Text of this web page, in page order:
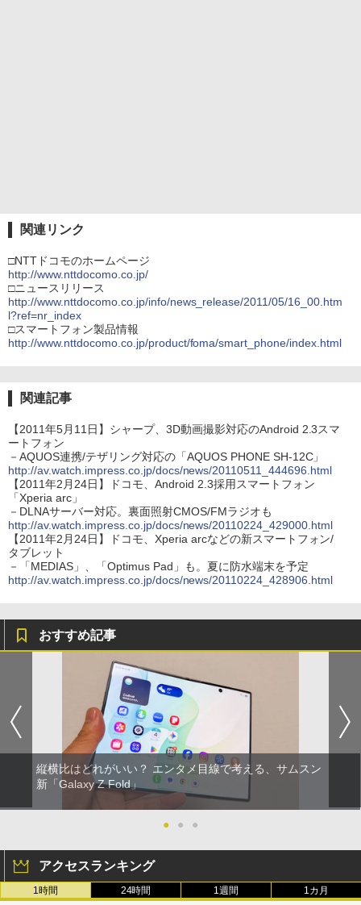
関連リンク
□NTTドコモのホームページ
http://www.nttdocomo.co.jp/
□ニュースリリース
http://www.nttdocomo.co.jp/info/news_release/2011/05/16_00.htm
l?ref=nr_index
□スマートフォン製品情報
http://www.nttdocomo.co.jp/product/foma/smart_phone/index.html
関連記事
【2011年5月11日】シャープ、3D動画撮影対応のAndroid 2.3スマ
ートフォン
－AQUOS連携/テザリング対応の「AQUOS PHONE SH-12C」
http://av.watch.impress.co.jp/docs/news/20110511_444696.html
【2011年2月24日】ドコモ、Android 2.3採用スマートフォン
「Xperia arc」
－DLNAサーバー対応。裏面照射CMOS/FMラジオも
http://av.watch.impress.co.jp/docs/news/20110224_429000.html
【2011年2月24日】ドコモ、Xperia arcなどの新スマートフォン/
タブレット
－「MEDIAS」、「Optimus Pad」も。夏に防水端末を予定
http://av.watch.impress.co.jp/docs/news/20110224_428906.html
おすすめ記事
縦横比はどれがいい？ エンタメ目線で考える、サムスン
新「Galaxy Z Fold」
● ● ●
アクセスランキング
1時間 24時間 1週間 1カ月